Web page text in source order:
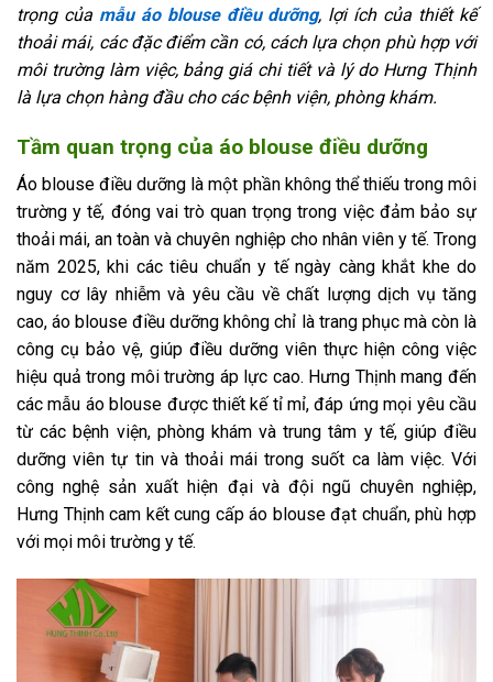
trọng củamẫu áo blouse điều dưỡng, lợi ích của thiết kế
thoải mái, các đặc điểm cần có, cách lựa chọn phù hợp với
môi trường làm việc, bảng giá chi tiết và lý do Hưng Thịnh
là lựa chọn hàng đầu cho các bệnh viện, phòng khám.
Tầm quan trọng của áo blouse điều dưỡng
Áo blouse điều dưỡng là một phần không thể thiếu trong môi
trường y tế, đóng vai trò quan trọng trong việc đảm bảo sự
thoải mái, an toàn và chuyên nghiệp cho nhân viên y tế. Trong
năm 2025, khi các tiêu chuẩn y tế ngày càng khắt khe do
nguy cơ lây nhiễm và yêu cầu về chất lượng dịch vụ tăng
cao, áo blouse điều dưỡng không chỉ là trang phục mà còn là
công cụ bảo vệ, giúp điều dưỡng viên thực hiện công việc
hiệu quả trong môi trường áp lực cao. Hưng Thịnh mang đến
các mẫu áo blouse được thiết kế tỉ mỉ, đáp ứng mọi yêu cầu
từ các bệnh viện, phòng khám và trung tâm y tế, giúp điều
dưỡng viên tự tin và thoải mái trong suốt ca làm việc. Với
công nghệ sản xuất hiện đại và đội ngũ chuyên nghiệp,
Hưng Thịnh cam kết cung cấp áo blouse đạt chuẩn, phù hợp
với mọi môi trường y tế.